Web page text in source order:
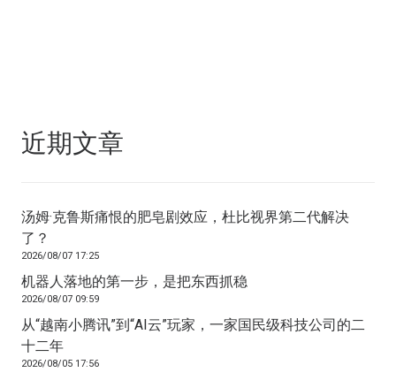
近期文章
汤姆·克鲁斯痛恨的肥皂剧效应，杜比视界第二代解决
了？
2026/08/07 17:25
机器人落地的第一步，是把东西抓稳
2026/08/07 09:59
从“越南小腾讯”到“AI云”玩家，一家国民级科技公司的二
十二年
2026/08/05 17:56